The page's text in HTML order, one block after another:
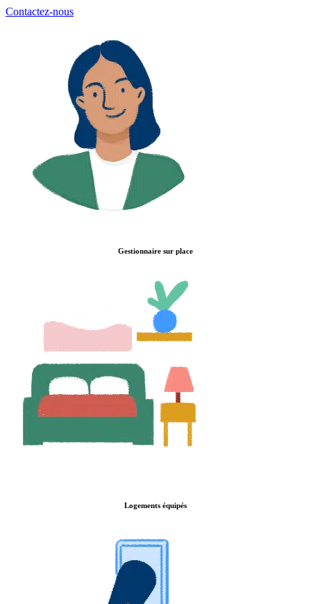
Contactez-nous
Gestionnaire sur place
Logements équipés